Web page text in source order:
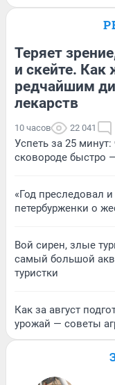
Теряет
и скейте. Как
редчайшим
лекарств
10 часов 22 041
Успеть за 25
сковороде быстро
«Год преследовал
петербурженки о
Вой сирен, злые
самый большой
туристки
Как за август
урожай — советы